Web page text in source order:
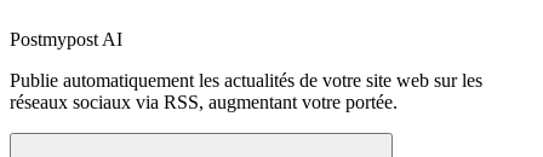
Postmypost AI
Publie automatiquement les actualités de votre site web sur les
réseaux sociaux via RSS, augmentant votre portée.